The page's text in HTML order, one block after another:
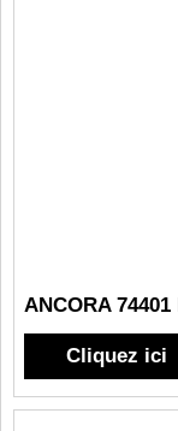
ANCORA 74401
Cliquez ici